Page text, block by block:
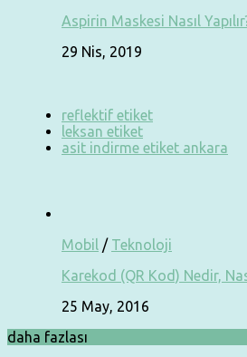
Aspirin Maskesi Nasıl
29 Nis, 2019
reflektif etiket
leksan etiket
asit indirme etiket ankara
Mobil / Teknoloji
Karekod (QR Kod) Nedir,
25 May, 2016
daha fazlası